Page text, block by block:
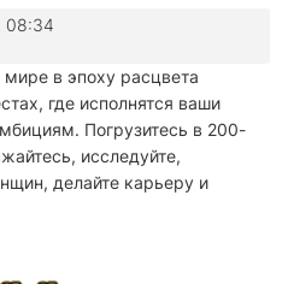
08:34
в эпоху расцвета
где исполнятся ваши
Погрузитесь в 200-
исследуйте,
делайте карьеру и